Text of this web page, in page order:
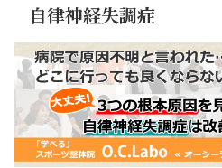
自律神経失調症